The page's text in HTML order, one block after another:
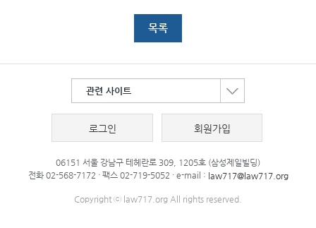
목록
관련 사이트
로그인 회원가입
06151 서울 강남구 테헤란로 309, 1205호 (삼성제일빌딩)
전화 02-568-7172 · 팩스 02-719-5052 · e-mail : law717@law717.org
Copyright ⓒ law717.org All rights reserved.